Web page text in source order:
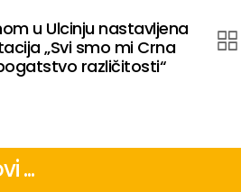
u Ulcinju nastavljena
„Svi smo mi Crna
različitosti“
...